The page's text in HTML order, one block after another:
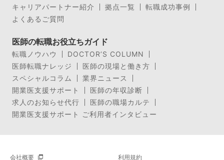
キャリアパートナー紹介
拠点一覧
転職成功事例
よくあるご質問
医師の転職お役立ちガイド
転職ノウハウ
DOCTOR’S COLUMN
医師転職ナレッジ
医師の現場と働き方
スペシャルコラム
業界ニュース
開業医支援サポート
医師の年収診断
求人のお知らせ代行
医師の職場カルテ
開業医支援サポート ご利用者インタビュー
会社概要 利用規約